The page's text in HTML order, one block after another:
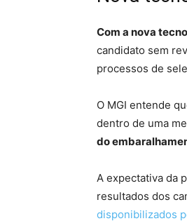
Com a nova
candidato sem
processos de
O MGI entende
dentro de uma
do
A expectativa da
resultados dos
disponibilizados